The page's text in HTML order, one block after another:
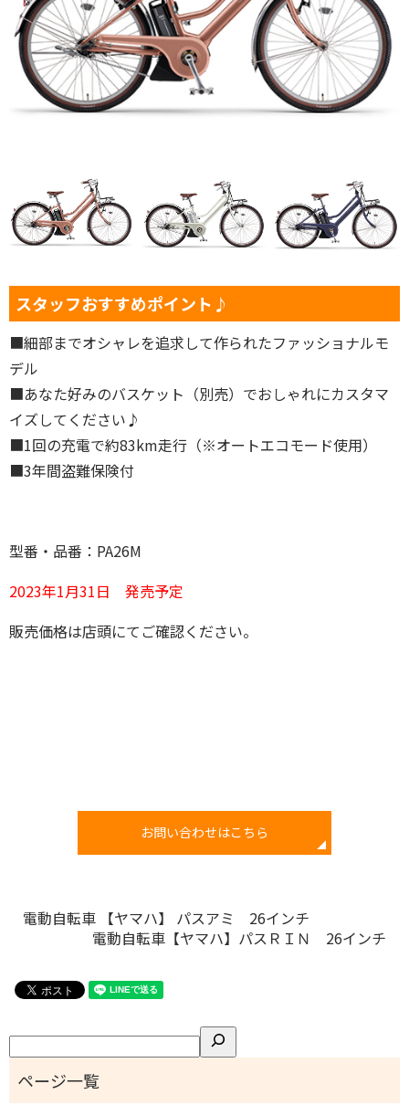
スタッフおすすめポイント♪
■細部までオシャレを追求して作られたファッショナルモ
デル
■あなた好みのバスケット（別売）でおしゃれにカスタマ
イズしてください♪
■1回の充電で約83km走行（※オートエコモード使用）
■3年間盗難保険付
型番・品番：PA26M
2023年1月31日 発売予定
販売価格は店頭にてご確認ください。
お問い合わせはこちら
電動自転車 【ヤマハ】 パスアミ 26インチ
電動自転車【ヤマハ】パスＲＩＮ 26インチ
検
索